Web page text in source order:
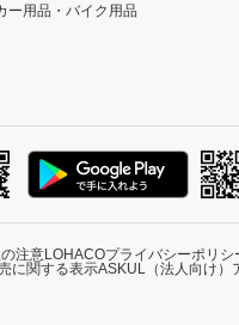
ー用品・バイク用品
注意LOHACOプライバシーポリシ
に関する表示ASKUL（法人向け）